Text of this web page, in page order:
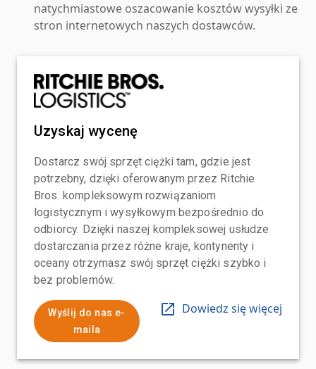
natychmiastowe oszacowanie kosztów wysyłki ze
stron internetowych naszych dostawców.
Uzyskaj wycenę
Dostarcz swój sprzęt ciężki tam, gdzie jest
potrzebny, dzięki oferowanym przez Ritchie
Bros. kompleksowym rozwiązaniom
logistycznym i wysyłkowym bezpośrednio do
odbiorcy. Dzięki naszej kompleksowej usłudze
dostarczania przez różne kraje, kontynenty i
oceany otrzymasz swój sprzęt ciężki szybko i
bez problemów.
Wyślij do nas e-
maila
Dowiedz się więcej